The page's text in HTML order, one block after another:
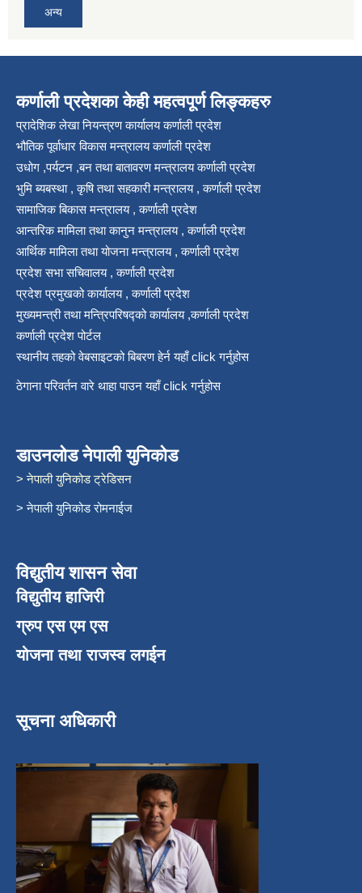
अन्य
कर्णाली प्रदेशका केही महत्वपूर्ण लिङ्कहरु
प्रादेशिक लेखा नियन्त्रण कार्यालय कर्णाली प्रदेश
भौतिक पूर्वाधार विकास मन्त्रालय कर्णाली प्रदेश
उधोग ,पर्यटन ,बन तथा बातावरण मन्त्रालय कर्णाली प्रदेश
भुमि ब्यबस्था , कृषि तथा सहकारी मन्त्रालय , कर्णाली प्रदेश
सामाजिक बिकास मन्त्रालय , कर्णाली प्रदेश
आन्तरिक मामिला तथा कानुन मन्त्रालय , कर्णाली प्रदेश
आर्थिक मामिला तथा योजना मन्त्रालय , कर्णाली प्रदेश
प्रदेश सभा सचिवालय , कर्णाली प्रदेश
प्रदेश प्रमुखको कार्यालय , कर्णाली प्रदेश
मुख्यमन्त्री तथा मन्त्रिपरिषद्को कार्यालय ,कर्णाली प्रदेश
कर्णाली प्रदेश पोर्टल
स्थानीय तहको वेबसाइटको बिबरण हेर्न यहाँ click गर्नुहोस
ठेगाना परिवर्तन वारे थाहा पाउन यहाँ click गर्नुहोस
डाउनलोड नेपाली युनिकोड
> नेपाली युनिकोड ट्रेडिसन
> नेपाली युनिकोड रोमनाईज
विद्युतीय शासन सेवा
विद्युतीय हाजिरी
ग्रुप एस एम एस
योजना तथा राजस्व लगईन
सूचना अधिकारी